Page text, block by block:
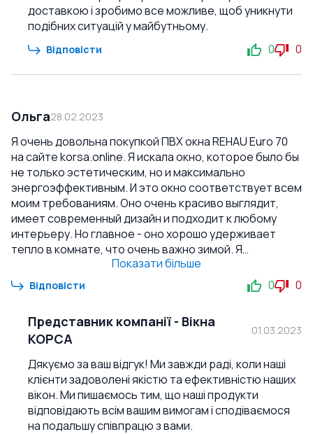
доставкою і зробимо все можливе, щоб уникнути
подібних ситуацій у майбутньому.
Відповісти 0 0
Ольга28.02.2023
Я очень довольна покупкой ПВХ окна REHAU Euro 70
на сайте korsa.online. Я искала окно, которое было бы
не только эстетическим, но и максимально
энергоэффективным. И это окно соответствует всем
моим требованиям. Оно очень красиво выглядит,
имеет современный дизайн и подходит к любому
интерьеру. Но главное - оно хорошо удерживает
тепло в комнате, что очень важно зимой. Я
почувствовала разницу в отоплении сразу после
установки окна. Также хочу отметить качество
выполнения. Окно очень прочное и надежное, а
рекомендую это окно всем, кто ищет качественный и
энергоэффективный вариант для своего дома.
Спасибо korsa.online за качественный товар и
отличный сервис!
Показати більше
Відповісти 0 0
Представник компанії - Вікна
КОРСА
01.03.2023
Дякуємо за ваш відгук! Ми завжди раді, коли наші
клієнти задоволені якістю та ефективністю наших
вікон. Ми пишаємось тим, що наші продукти
відповідають всім вашим вимогам і сподіваємося
на подальшу співпрацю з вами.